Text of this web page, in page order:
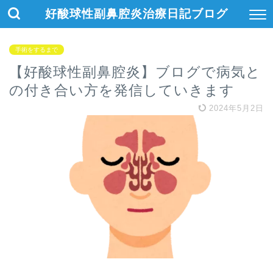
好酸球性副鼻腔炎治療日記ブログ
手術をするまで
【好酸球性副鼻腔炎】ブログで病気と
の付き合い方を発信していきます
2024年5月2日